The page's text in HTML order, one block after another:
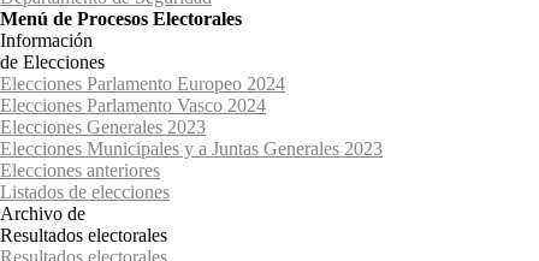
Menú de Procesos Electorales
Información
de Elecciones
Elecciones Parlamento Europeo 2024
Elecciones Parlamento Vasco 2024
Elecciones Generales 2023
Elecciones Municipales y a Juntas Generales 2023
Elecciones anteriores
Listados de elecciones
Archivo de
Resultados electorales
Resultados electorales